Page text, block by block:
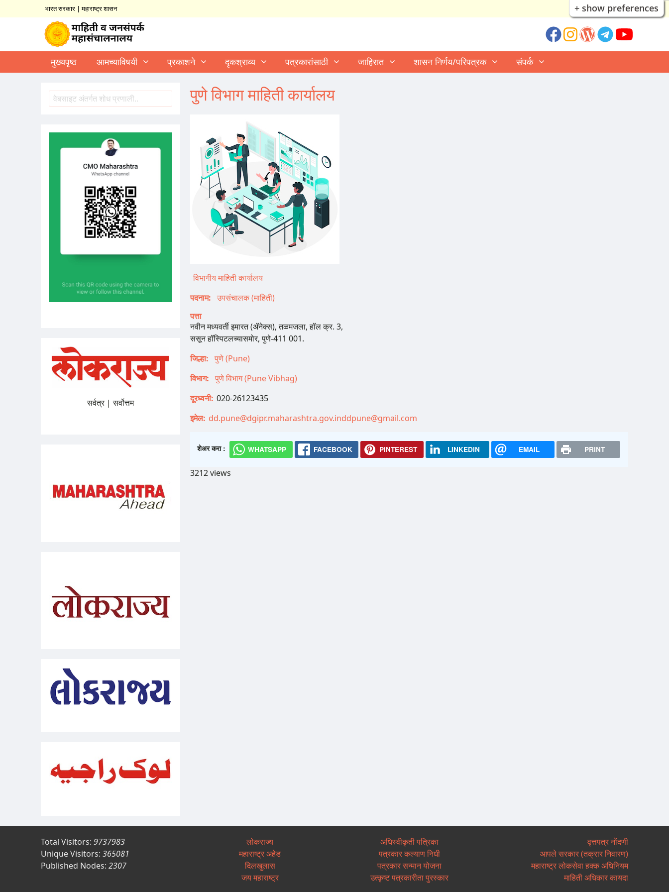
+ show preferences
भारत सरकार |महाराष्ट्र शासन
मुख्यपृष्ठ आमच्याविषयी प्रकाशने दृकश्राव्य पत्रकारांसाठी जाहिरात शासन निर्णय/परिपत्रक संपर्क
पुणे विभाग माहिती कार्यालय
विभागीय माहिती कार्यालय
पदनाम
उपसंचालक (माहिती)
पत्ता
नवीन मध्यवर्ती इमारत (ॲनेक्स), तळमजला, हॉल क्र. 3,
ससून हॉस्प‍िटलच्यासमोर, पुणे-411 001.
जिल्हा
पुणे (Pune)
विभाग
पुणे विभाग (Pune Vibhag)
दूरध्वनी 020-26123435
इमेल dd.pune@dgipr.maharashtra.gov.inddpune@gmail.com
शेअर करा : WHATSAPP FACEBOOK PINTEREST LINKEDIN EMAIL PRINT
3212 views
शोध
Search
सर्वत्र | सर्वोत्तम
Total Visitors: 9737983
Unique Visitors: 365081
Published Nodes: 2307
लोकराज्य
महाराष्ट्र अहेड
दिलखुलास
जय महाराष्ट्र
अधिस्वीकृती पत्रिका
पत्रकार कल्याण निधी
पत्रकार सन्मान योजना
उत्कृष्ट पत्रकारीता पुरस्कार
वृत्तपत्र नोंदणी
आपले सरकार (तक्रार निवारण)
महाराष्ट्र लोकसेवा हक्क अधिनियम
माहिती अधिकार कायदा